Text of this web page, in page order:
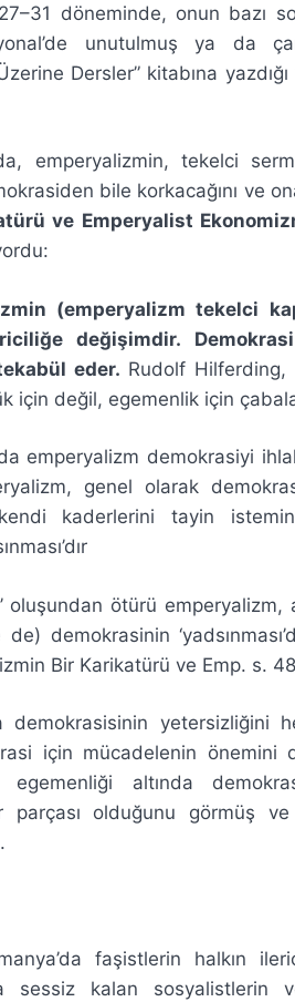
döneminde, onun bazı
unutulmuş ya da
Dersler” kitabına yazdığı
emperyalizmin, tekelci
bile korkacağını ve
ve Emperyalist
(emperyalizm tekelci
değişimdir.
eder. Rudolf Hilferding,
için değil, egemenlik için
emperyalizm demokrasiyi
genel olarak
kaderlerini tayin
oluşundan ötürü emperyalizm,
demokrasinin
Bir Karikatürü ve Emp. s.
demokrasisinin yetersizliğini
için mücadelenin önemini
altında
parçası olduğunu görmüş
faşistlerin halkın
sessiz kalan sosyalistlerin